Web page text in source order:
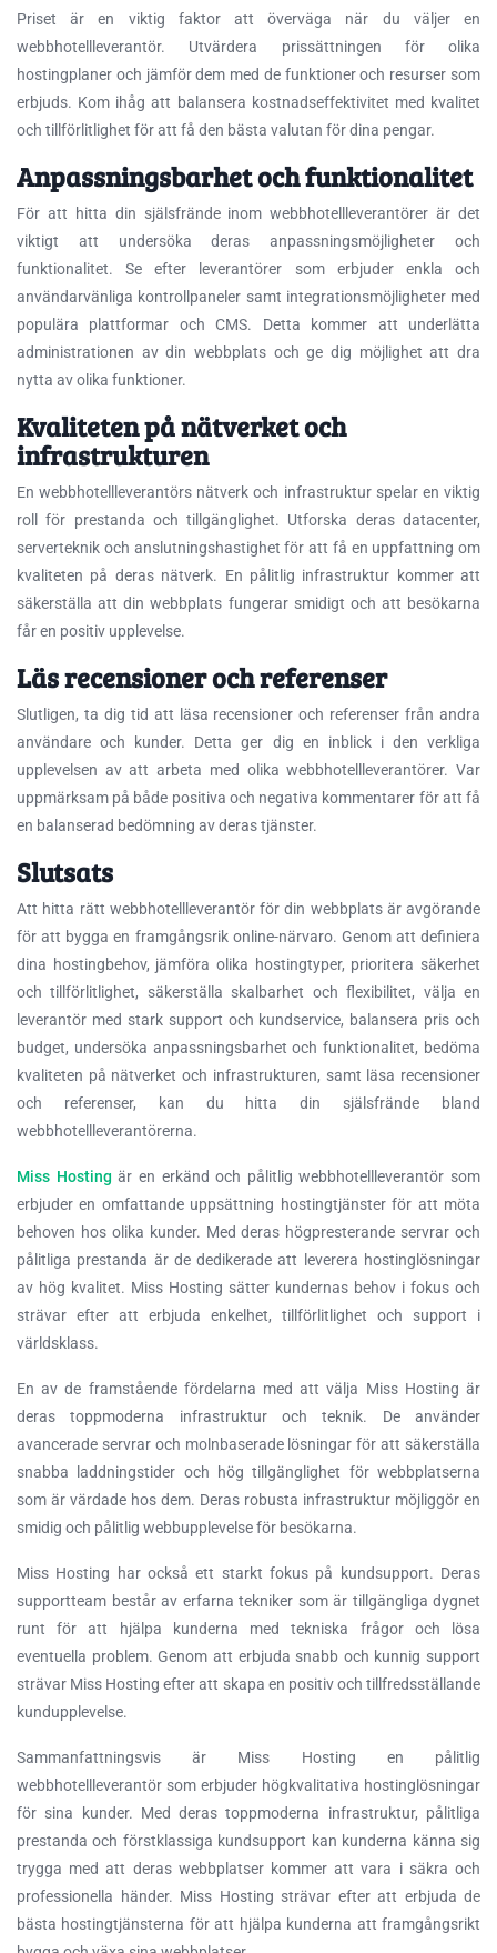
Priset är en viktig faktor att överväga när du väljer en
webbhotellleverantör. Utvärdera prissättningen för olika
hostingplaner och jämför dem med de funktioner och resurser som
erbjuds. Kom ihåg att balansera kostnadseffektivitet med kvalitet
och tillförlitlighet för att få den bästa valutan för dina pengar.
Anpassningsbarhet och funktionalitet
För att hitta din själsfrände inom webbhotellleverantörer är det
viktigt att undersöka deras anpassningsmöjligheter och
funktionalitet. Se efter leverantörer som erbjuder enkla och
användarvänliga kontrollpaneler samt integrationsmöjligheter med
populära plattformar och CMS. Detta kommer att underlätta
administrationen av din webbplats och ge dig möjlighet att dra
nytta av olika funktioner.
Kvaliteten på nätverket och
infrastrukturen
En webbhotellleverantörs nätverk och infrastruktur spelar en viktig
roll för prestanda och tillgänglighet. Utforska deras datacenter,
serverteknik och anslutningshastighet för att få en uppfattning om
kvaliteten på deras nätverk. En pålitlig infrastruktur kommer att
säkerställa att din webbplats fungerar smidigt och att besökarna
får en positiv upplevelse.
Läs recensioner och referenser
Slutligen, ta dig tid att läsa recensioner och referenser från andra
användare och kunder. Detta ger dig en inblick i den verkliga
upplevelsen av att arbeta med olika webbhotellleverantörer. Var
uppmärksam på både positiva och negativa kommentarer för att få
en balanserad bedömning av deras tjänster.
Slutsats
Att hitta rätt webbhotellleverantör för din webbplats är avgörande
för att bygga en framgångsrik online-närvaro. Genom att definiera
dina hostingbehov, jämföra olika hostingtyper, prioritera säkerhet
och tillförlitlighet, säkerställa skalbarhet och flexibilitet, välja en
leverantör med stark support och kundservice, balansera pris och
budget, undersöka anpassningsbarhet och funktionalitet, bedöma
kvaliteten på nätverket och infrastrukturen, samt läsa recensioner
och referenser, kan du hitta din själsfrände bland
webbhotellleverantörerna.
Miss Hosting är en erkänd och pålitlig webbhotellleverantör som
erbjuder en omfattande uppsättning hostingtjänster för att möta
behoven hos olika kunder. Med deras högpresterande servrar och
pålitliga prestanda är de dedikerade att leverera hostinglösningar
av hög kvalitet. Miss Hosting sätter kundernas behov i fokus och
strävar efter att erbjuda enkelhet, tillförlitlighet och support i
världsklass.
En av de framstående fördelarna med att välja Miss Hosting är
deras toppmoderna infrastruktur och teknik. De använder
avancerade servrar och molnbaserade lösningar för att säkerställa
snabba laddningstider och hög tillgänglighet för webbplatserna
som är värdade hos dem. Deras robusta infrastruktur möjliggör en
smidig och pålitlig webbupplevelse för besökarna.
Miss Hosting har också ett starkt fokus på kundsupport. Deras
supportteam består av erfarna tekniker som är tillgängliga dygnet
runt för att hjälpa kunderna med tekniska frågor och lösa
eventuella problem. Genom att erbjuda snabb och kunnig support
strävar Miss Hosting efter att skapa en positiv och tillfredsställande
kundupplevelse.
Sammanfattningsvis är Miss Hosting en pålitlig
webbhotellleverantör som erbjuder högkvalitativa hostinglösningar
för sina kunder. Med deras toppmoderna infrastruktur, pålitliga
prestanda och förstklassiga kundsupport kan kunderna känna sig
trygga med att deras webbplatser kommer att vara i säkra och
professionella händer. Miss Hosting strävar efter att erbjuda de
bästa hostingtjänsterna för att hjälpa kunderna att framgångsrikt